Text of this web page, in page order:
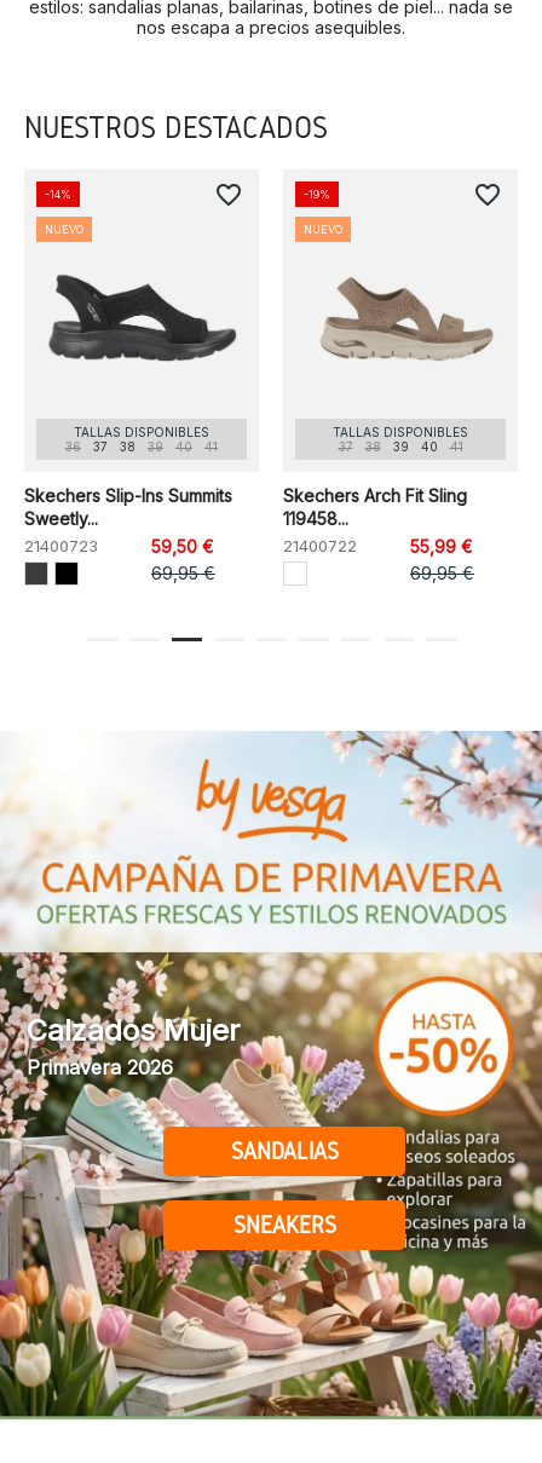
estilos: sandalias planas, bailarinas, botines de piel... nada se
nos escapa a precios asequibles.
NUESTROS DESTACADOS
TALLAS DISPONIBLES
36
37 38 39 40 41
Skechers Slip-Ins Summits
Sweetly...
21400723
59,50 €
69,95 €
-14%
NUEVO
favorite_border
TALLAS DISPONIBLES
37
38 39 40 41
Skechers Arch Fit Sling
119458...
21400722
55,99 €
69,95 €
-19%
NUEVO
favorite_border
3
Calzados Mujer
Primavera 2026
SANDALIAS
SNEAKERS